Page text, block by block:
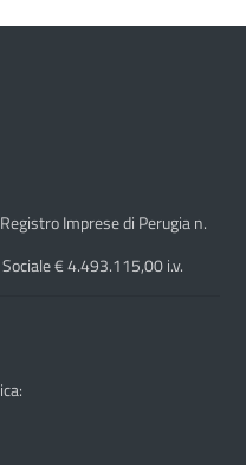
Imprese di Perugia n.
€ 4.493.115,00 i.v.